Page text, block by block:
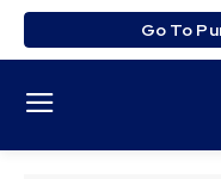
Go To